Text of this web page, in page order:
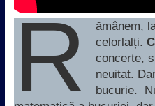
R
ămânem,
celorlalți.
concerte,
neuitat.
bucurie.